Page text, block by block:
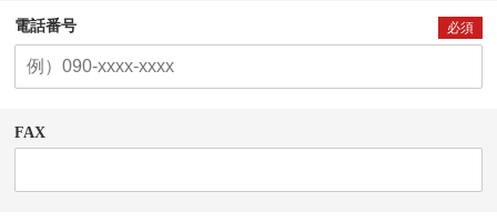
電話番号 必須
FAX